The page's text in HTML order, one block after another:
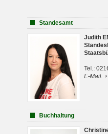
Standesamt
Judith
Tel.:
E-Mail:
Buchhaltung